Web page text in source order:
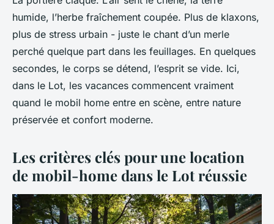
humide, l’herbe fraîchement coupée. Plus de klaxons,
plus de stress urbain - juste le chant d’un merle
perché quelque part dans les feuillages. En quelques
secondes, le corps se détend, l’esprit se vide. Ici,
dans le Lot, les vacances commencent vraiment
quand le mobil home entre en scène, entre nature
préservée et confort moderne.
Les critères clés pour une location
de mobil-home dans le Lot réussie